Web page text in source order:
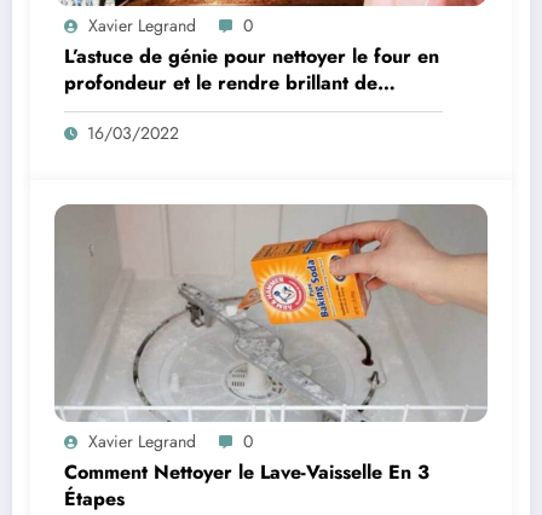
Xavier Legrand 0
L’astuce de génie pour nettoyer le four en
profondeur et le rendre brillant de
propreté
16/03/2022
Xavier Legrand 0
Comment Nettoyer le Lave-Vaisselle En 3
Étapes